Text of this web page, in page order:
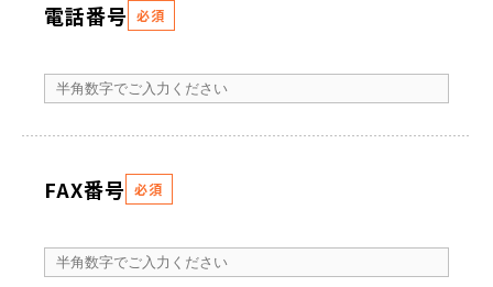
電話番号 必須
FAX番号 必須